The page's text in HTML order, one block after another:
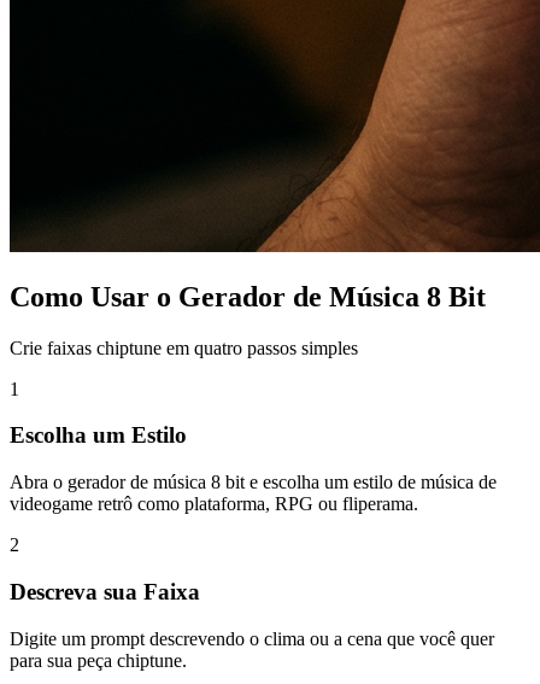
Como Usar o Gerador de Música 8 Bit
Crie faixas chiptune em quatro passos simples
1
Escolha um Estilo
Abra o gerador de música 8 bit e escolha um estilo de música de
videogame retrô como plataforma, RPG ou fliperama.
2
Descreva sua Faixa
Digite um prompt descrevendo o clima ou a cena que você quer
para sua peça chiptune.